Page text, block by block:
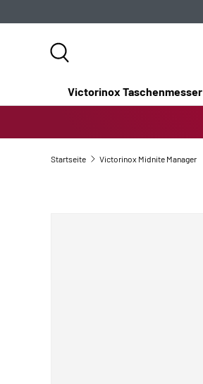
DIREKT ZUM INHALT
Victorinox Taschenmesser
Startseite Victorinox Midnite Manager